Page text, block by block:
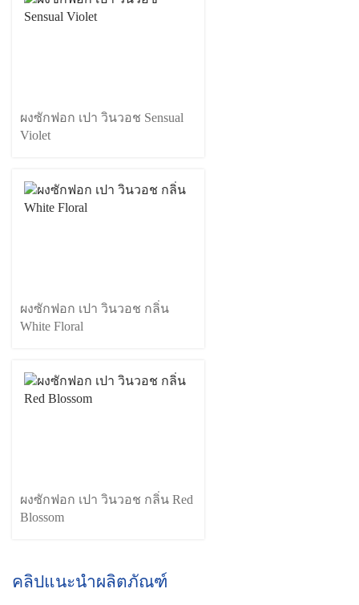
ผงซักฟอก เปา วินวอช Sensual
Violet
ผงซักฟอก เปา วินวอช กลิ่น
White Floral
ผงซักฟอก เปา วินวอช กลิ่น Red
Blossom
คลิปแนะนำผลิตภัณฑ์